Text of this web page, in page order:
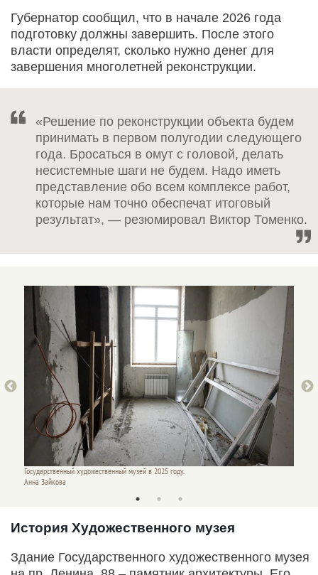
Губернатор сообщил, что в начале 2026 года
подготовку должны завершить. После этого
власти определят, сколько нужно денег для
завершения многолетней реконструкции.
«Решение по реконструкции объекта будем
принимать в первом полугодии следующего
года. Бросаться в омут с головой, делать
несистемные шаги не будем. Надо иметь
представление обо всем комплексе работ,
которые нам точно обеспечат итоговый
результат», — резюмировал Виктор Томенко.
Государственный художественный музей в 2025 году.
Анна Зайкова
История Художественного музея
Здание Государственного художественного музея